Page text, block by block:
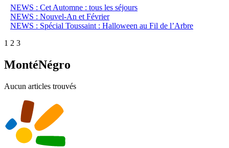
NEWS : Cet Automne : tous les séjours
NEWS : Nouvel-An et Février
NEWS : Spécial Toussaint : Halloween au Fil de l’Arbre
1 2 3
MontéNégro
Aucun articles trouvés